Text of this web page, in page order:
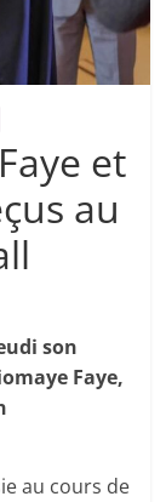
et
au
son
Faye,
au cours de